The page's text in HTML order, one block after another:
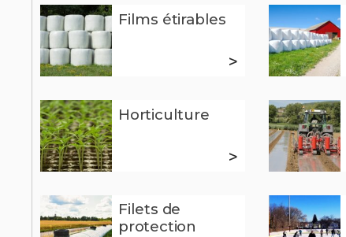
Films étirables
>
Horticulture
>
Filets de
protection